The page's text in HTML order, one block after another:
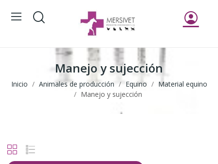
Manejo y sujección
Inicio Animales de producción Equino
Material equino
Manejo y sujección